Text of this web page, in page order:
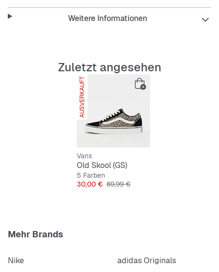
Features:
Obermaterial-Mix mit auffälligem
Leopardenmuster
Bequeme, atmungsaktive Innensohle
Rutschfeste und langlebige Außensohle
Schnürverschluss für perfekten Sitz
Low-Cut Design für lässigen Style
Weitere Informationen
Zuletzt angesehen
AUSVERKAUFT
Vans
Old Skool (GS)
5 Farben
Preis
30,00 € Originalpreis
69,99 €
Mehr Brands
Nike
adidas Originals